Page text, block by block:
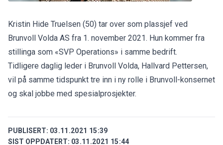
Kristin Hide Truelsen (50) tar over som plassjef ved
Brunvoll Volda AS fra 1. november 2021. Hun kommer fra
stillinga som «SVP Operations» i samme bedrift.
Tidligere daglig leder i Brunvoll Volda, Hallvard Pettersen,
vil på samme tidspunkt tre inn i ny rolle i Brunvoll-konsernet
og skal jobbe med spesialprosjekter.
PUBLISERT: 03.11.2021 15:39
SIST OPPDATERT: 03.11.2021 15:44